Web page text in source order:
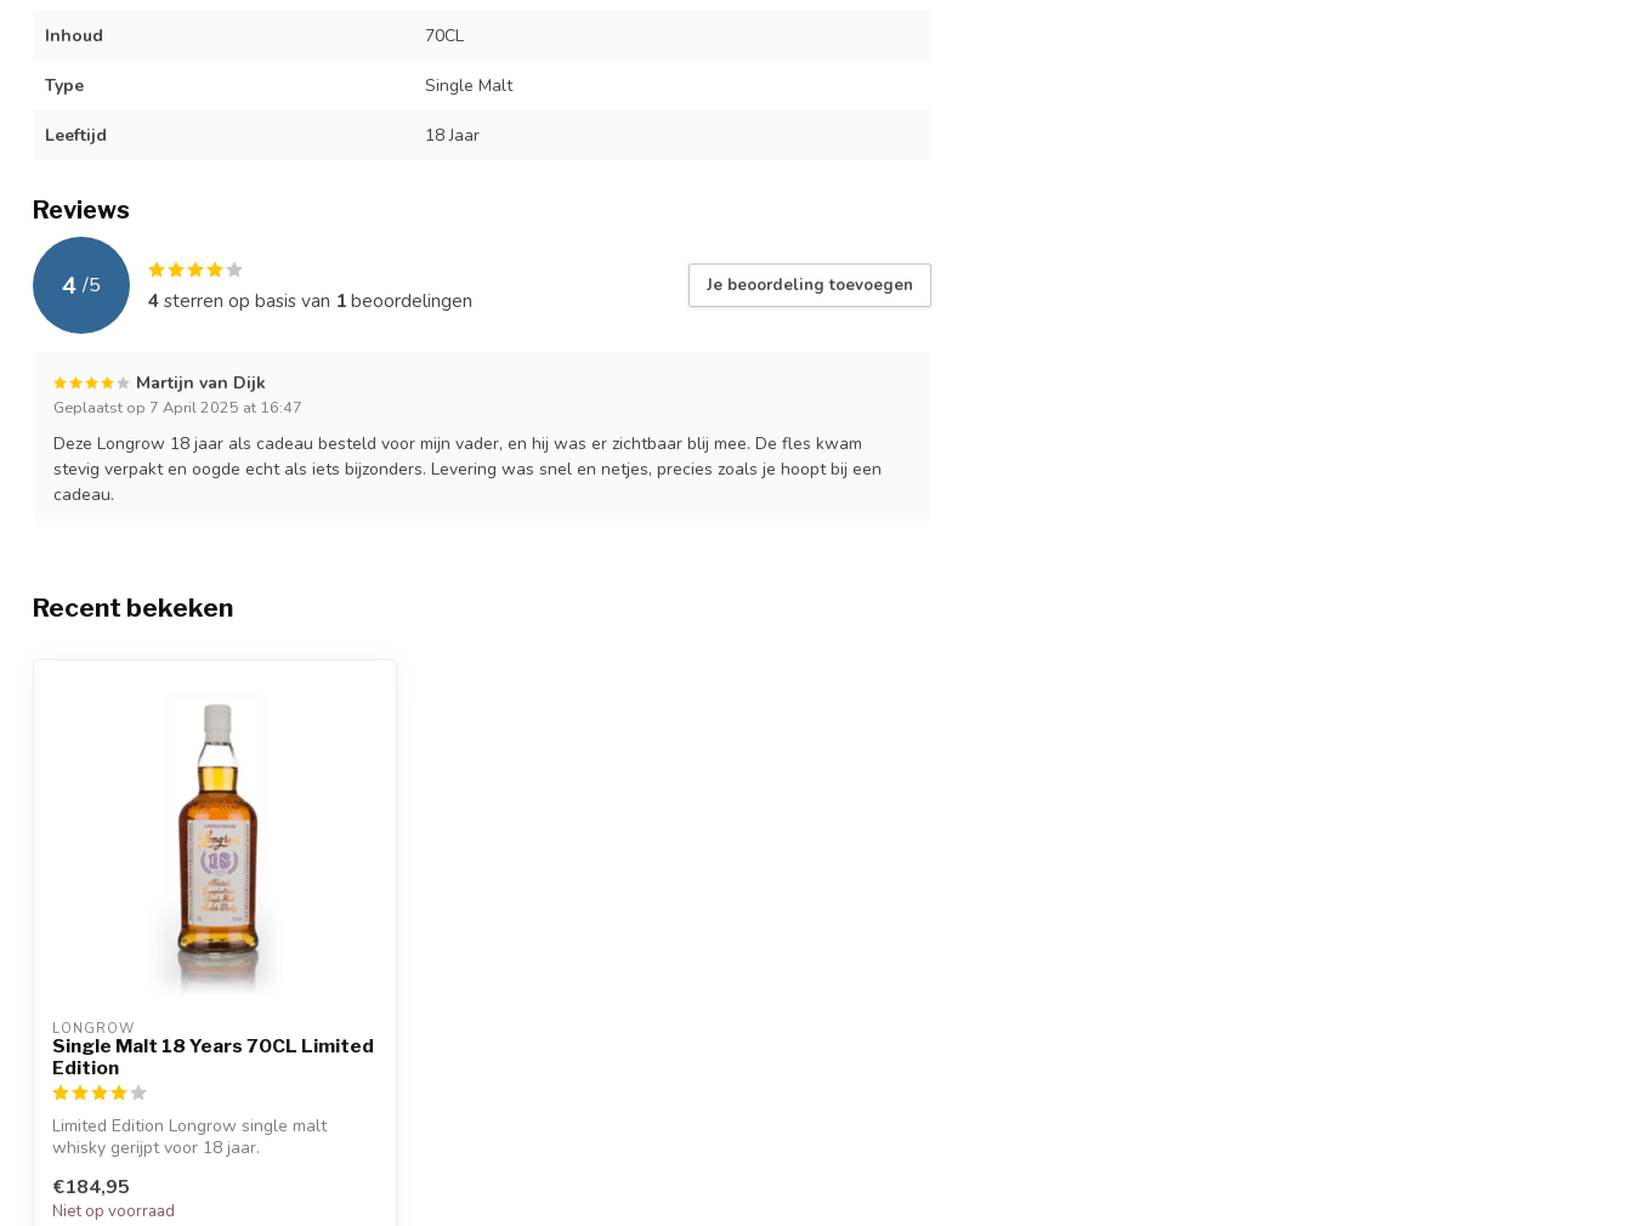
Inhoud 70CL
Type Single Malt
Leeftijd 18 Jaar
Reviews
4 /5
4sterren op basis van 1beoordelingen
Je beoordeling toevoegen
Martijn van Dijk
Geplaatst op 7 April 2025 at 16:47
Deze Longrow 18 jaar als cadeau besteld voor mijn vader, en hij was er zichtbaar blij mee. De fles kwam
stevig verpakt en oogde echt als iets bijzonders. Levering was snel en netjes, precies zoals je hoopt bij een
cadeau.
Recent bekeken
LONGROW
Single Malt 18 Years 70CL Limited
Edition
Limited Edition Longrow single malt
whisky gerijpt voor 18 jaar.
€184,95
Niet op voorraad